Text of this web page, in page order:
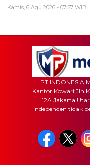
Kamis, 6 Agu 2026 - 07:57 WIB
PT INDONESIA
Kantor
12A Jakarta
independen tidak